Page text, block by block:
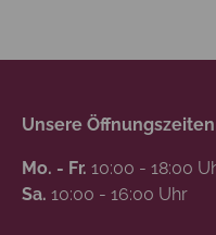
Unsere Öffnungszeiten
Mo. - Fr. 10:00 - 18:00
Sa. 10:00 - 16:00 Uhr